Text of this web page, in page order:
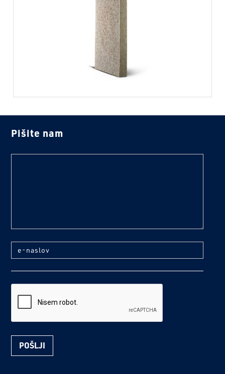
Pišite nam
e-naslov